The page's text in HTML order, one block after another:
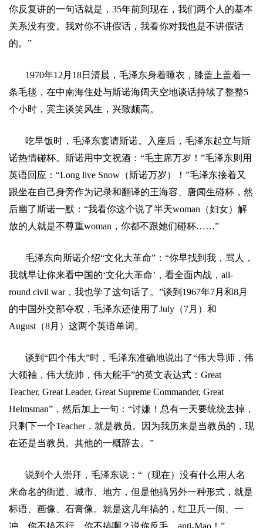
你反复讲的一句话就是， 35年前到现在，我们两个人的基本
关系没有变。我对你不讲假话，我看你对我也是不讲假话
的。 ”
1970年12 月 18日 清晨 ，毛泽东身着睡衣，膝盖上盖着一
条毛毯，在中南海住处与斯诺海阔天空地谈话持续了整整5
个小时，宾主谈笑风生，兴致颇高。
吃早饭时，毛泽东宴请斯诺。入座后，毛泽东起立与斯
诺热情碰杯。斯诺用中文祝酒： “毛主席万岁！ ”毛泽东则用
英语回应： “Long live Snow （斯诺万岁）！ ”毛泽东接着又
跟坐在自己身旁作为记录和翻译的王海容、唐闻生碰杯，然
后幽了斯诺一默： “我看你这个说了半天woman （妇女）解
放的人就是不尊重woman ，你都不跟她们碰杯……”
毛泽东向斯诺介绍“文化大革命” ： “你早找到我，骂人，
我就早让你来看中国的‘文化大革命’ ，看全面内战， all-
round civil war，我也学了这句话了。 ”谈到 1967年7月和8月
的中国外交部夺权，毛泽东还使用了July （7月）和
August （8月）这两个英语单词。
谈到 “四个伟大”时，毛泽东准确地说出了“伟大导师，伟
大领袖，伟大统帅，伟大舵手”的英文表达式： Great
Teacher, Great Leader, Great Supreme Commander, Great
Helmsman” ，然后加上一句： “讨嫌！总有一天要统统去掉，
只剩下一个Teacher，就是教员。因为我历来是当教员的，现
在还是当教员。其他的一概辞去。 ”
说到个人崇拜，毛泽东说： “ （现在）没有什么用人名
来命名的街道、城市、地方，但是他搞另外一种形式，就是
标语、画像、石膏像。就是这几年搞的，红卫兵一闹、一
冲，你不搞不行，你不搞啊？说你反毛， anti-Mao ！ ”